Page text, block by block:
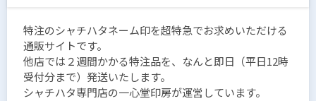
特注のシャチハタネーム印を超特急でお求めいただける
通販サイトです。
他店では２週間かかる特注品を、なんと即日（平日12時
受付分まで）発送いたします。
シャチハタ専門店の一心堂印房が運営しています。